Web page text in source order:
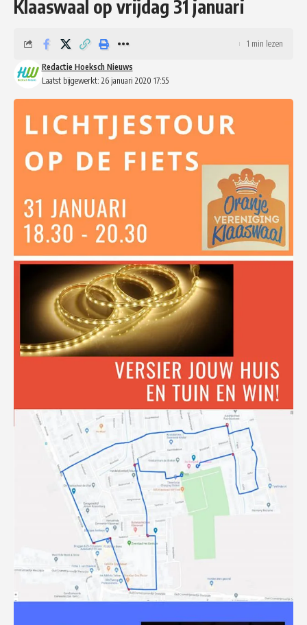
Klaaswaal op vrijdag 31 januari
Laatst bijgewerkt: 26 januari 2020 17:55
Redactie Hoeksch Nieuws
1 min lezen